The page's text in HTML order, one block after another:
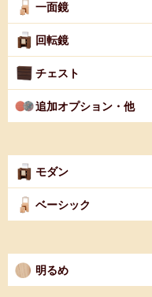
一面鏡
回転鏡
チェスト
追加オプション・他
モダン
ベーシック
明るめ